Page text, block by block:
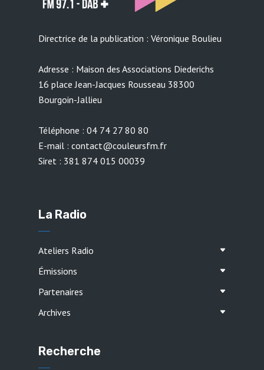
Directrice de la publication : Véronique Boulieu
Adresse : Maison des Associations Diederichs
16 place Jean-Jacques Rousseau 38300
Bourgoin-Jallieu
Téléphone : 04 74 27 80 80
E-mail : contact@couleursfm.fr
Siret : 381 874 015 00039
La Radio
Ateliers Radio
Émissions
Partenaires
Archives
Recherche